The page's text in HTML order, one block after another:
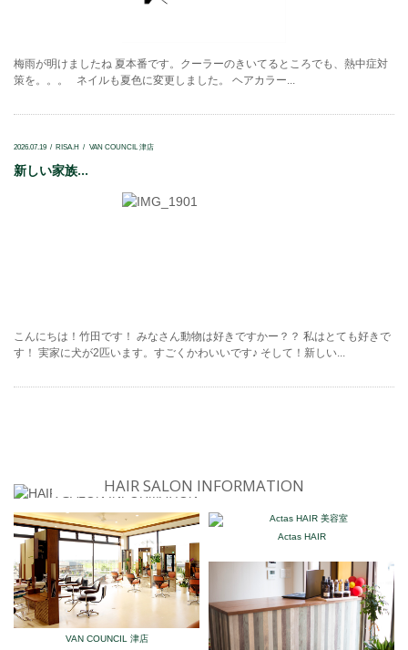
梅雨が明けましたね 夏本番です。クーラーのきいてるところでも、熱中症対
策を。。。 ネイルも夏色に変更しました。 ヘアカラー...
2026.07.19 RISA.H VAN COUNCIL 津店
新しい家族...
こんにちは！竹田です！ みなさん動物は好きですかー？？ 私はとても好きで
す！ 実家に犬が2匹います。すごくかわいいです♪ そして！新しい...
HAIR SALON INFORMATION
VAN COUNCIL 津店
Actas HAIR